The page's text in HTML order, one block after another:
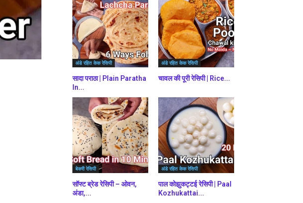
अंडे रहित केक रेसिपी
सादा पराठा | Plain Paratha
In...
अंडे रहित केक रेसिपी
चावल की पूरी रेसिपी | Rice...
बेकरी रेसिपी
सॉफ्ट ब्रेड रेसिपी – ओवन,
अंडा,...
अंडे रहित केक रेसिपी
पाल कोझुकट्टई रेसिपी | Paal
Kozhukattai...